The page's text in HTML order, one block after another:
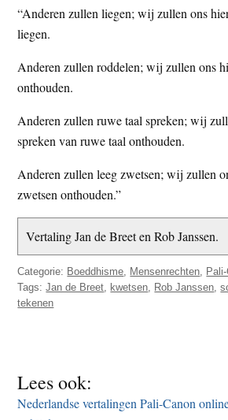
“Anderen zullen liegen; wij zullen ons
liegen.
Anderen zullen roddelen; wij zullen ons
onthouden.
Anderen zullen ruwe taal spreken; wij
spreken van ruwe taal onthouden.
Anderen zullen leeg zwetsen; wij zullen
zwetsen onthouden.”
Vertaling Jan de Breet en Rob Janssen.
Categorie: Boeddhisme Mensenrechten
Tags:Jan de Breet kwetsen Rob Janssen ,
tekenen
Lees ook:
Nederlandse vertalingen Pali-Canon